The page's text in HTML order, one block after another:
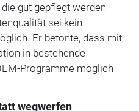
gut gepflegt werden
sei kein
Er betonte, dass mit
in bestehende
Programme möglich
wegwerfen